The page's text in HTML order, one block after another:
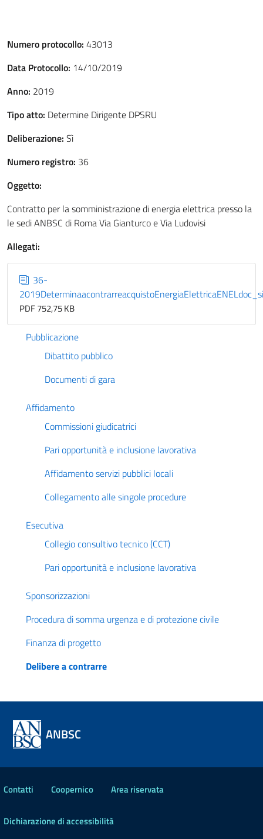
Numero protocollo: 43013
Data Protocollo: 14/10/2019
Anno: 2019
Tipo atto: Determine Dirigente DPSRU
Deliberazione: Sì
Numero registro: 36
Oggetto:
Contratto per la somministrazione di energia elettrica presso la
le sedi ANBSC di Roma Via Gianturco e Via Ludovisi
Allegati:
36-
PDF 752,75 KB
Pubblicazione
Dibattito pubblico
Documenti di gara
Affidamento
Commissioni giudicatrici
Pari opportunità e inclusione lavorativa
Affidamento servizi pubblici locali
Collegamento alle singole procedure
Esecutiva
Collegio consultivo tecnico (CCT)
Pari opportunità e inclusione lavorativa
Sponsorizzazioni
Procedura di somma urgenza e di protezione civile
Finanza di progetto
Delibere a contrarre
ANBSC
Contatti Coopernico Area riservata
Dichiarazione di accessibilità